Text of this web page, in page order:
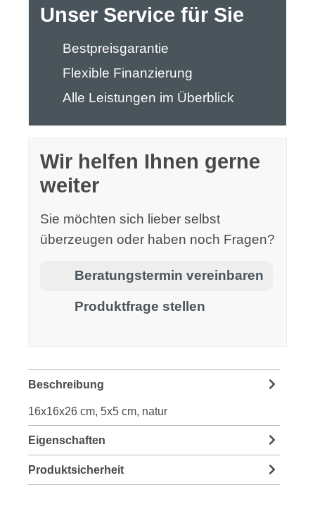
Unser Service für Sie
Bestpreisgarantie
Flexible Finanzierung
Alle Leistungen im Überblick
Wir helfen Ihnen gerne
weiter
Sie möchten sich lieber selbst
überzeugen oder haben noch Fragen?
Beratungstermin vereinbaren
Produktfrage stellen
Beschreibung
16x16x26 cm, 5x5 cm, natur
Eigenschaften
Produktsicherheit